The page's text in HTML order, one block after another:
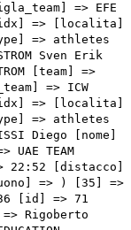
PINOT Thibaut [nome] => Thibaut [cognome] => PINOT [team] => GROUPAMA - FDJ [sigla_team] => GFC [val] => 23:01 [distacco] => 01:43 [idx] => [localita] => [abbuono] => ) [47] => Array ( [type] => athletes [pos] => 48 [id] => 145 [name] => HESSMANN Michel [nome] => Michel [cognome] => HESSMANN [team] => JUMBO-VISMA [sigla_team] => TJV [val] => 23:02 [distacco] => 01:44 [idx] => [localita] => [abbuono] => ) [48] => Array ( [type] => athletes [pos] => 49 [id] => 76 [name] => HEALY Ben [nome] => Ben [cognome] => HEALY [team] => EF EDUCATION - EASYPOST [sigla_team] => EFE [val] => 23:03 [distacco] => 01:45 [idx] => [localita] => [abbuono] => ) [49] => Array ( [type] => athletes [pos] => 50 [id] => 135 [name] => GEE Derek [nome] => Derek [cognome] => GEE [team] => ISRAEL - PREMIER TECH [sigla_team] => IPT [val] => 23:05 [distacco] => 01:47 [idx] => [localita] => [abbuono] => ) [50] => Array ( [type] => athletes [pos] => 51 [id] => 206 [name] => SKUJINS Toms [nome] => Toms [cognome] => SKUJINS [team] => TREK - SEGAFREDO [sigla_team] => TFS [val] => 23:06 [distacco] => 01:48 [idx] => [localita] => [abbuono] => ) [51] => Array ( [type] => athletes [pos] => 52 [id] => 196 [name] => SCOTSON Callum [nome] => Callum [cognome] => SCOTSON [team] => TEAM JAYCO ALULA [sigla_team] => JAY [val] => 23:07 [distacco] => 01:49 [idx] => [localita] => [abbuono] => ) [52] => Array ( [type] => athletes [pos] => 53 [id] => 87 [name] => MAESTRI Mirco [nome] => Mirco [cognome] => MAESTRI [team] => EOLO-KOMETA CYCLING TEAM [sigla_team] => EOK [val] => 23:07 [distacco] => 01:49 [idx] => [localita] => [abbuono] => ) [53] => Array ( [type] => athletes [pos] => 54 [id] => 47 [name] => SUTTERLIN Jasha Dimitri [nome] => Jasha Dimitri [cognome] => SUTTERLIN [team] => BAHRAIN VICTORIOUS [sigla_team] => TBV [val] => 23:09 [distacco] => 01:51 [idx] => [localita] => [abbuono] => ) [54] => Array ( [type] => athletes [pos] => 55 [id] => 188 [name] => VANHOUCKE Harm [nome] => Harm [cognome] => VANHOUCKE [team] => TEAM DSM [sigla_team] => DSM [val] => 23:11 [distacco] => 01:53 [idx] => [localita] => [abbuono] => ) [55] => Array ( [type] => athletes [pos] => 56 [id] => 21 [name] => OLDANI Stefano [nome] => Stefano [cognome] => OLDANI [team] => ALPECIN-DECEUNINCK [sigla_team] => ADC [val] => 23:14 [distacco] => 01:56 [idx] => [localita] => [abbuono] => ) [56] => Array ( [type] => athletes [pos] => 57 [id] => 73 [name] => CARTHY Hugh John [nome] => Hugh John [cognome] => CARTHY [team] => EF EDUCATION - EASYPOST [sigla_team] => EFE [val] => 23:14 [distacco] => 01:56 [idx] => [localita] => [abbuono] => ) [57] => Array ( [type] => athletes [pos] => 58 [id] => 186 [name] => STORK Florian [nome] => Florian [cognome] => STORK [team] => TEAM DSM [sigla_team] => DSM [val] => 23:16 [distacco] => 01:58 [idx] => [localita] => [abbuono] => ) [58] => Array ( [type]